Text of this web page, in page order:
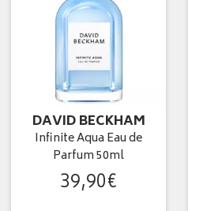
DAVID BECKHAM
Infinite Aqua Eau de
Parfum 50ml
39,90€